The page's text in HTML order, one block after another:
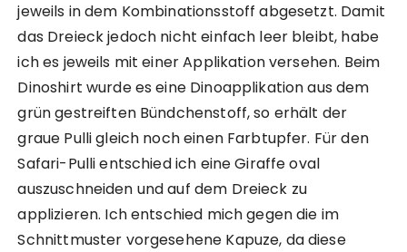
L
u
c
a
“
v
n
p
a
t
t
y
c
a
“
v
o
n
p
a
t
t
y
d
o
jeweils in dem Kombinationsstoff abgesetzt. Damit
das Dreieck jedoch nicht einfach leer bleibt, habe
ich es jeweils mit einer Applikation versehen. Beim
Dinoshirt wurde es eine Dinoapplikation aus dem
grün gestreiften Bündchenstoff, so erhält der
graue Pulli gleich noch einen Farbtupfer. Für den
Safari-Pulli entschied ich eine Giraffe oval
auszuschneiden und auf dem Dreieck zu
applizieren. Ich entschied mich gegen die im
Schnittmuster vorgesehene Kapuze, da diese